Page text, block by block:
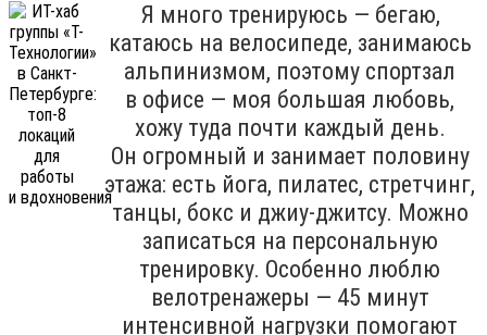
Я много тренируюсь — бегаю,
катаюсь на велосипеде, занимаюсь
альпинизмом, поэтому спортзал
в офисе — моя большая любовь,
хожу туда почти каждый день.
Он огромный и занимает половину
этажа: есть йога, пилатес, стретчинг,
танцы, бокс и джиу-джитсу. Можно
записаться на персональную
тренировку. Особенно люблю
велотренажеры — 45 минут
интенсивной нагрузки помогают